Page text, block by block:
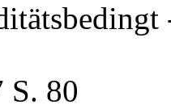
S. 80